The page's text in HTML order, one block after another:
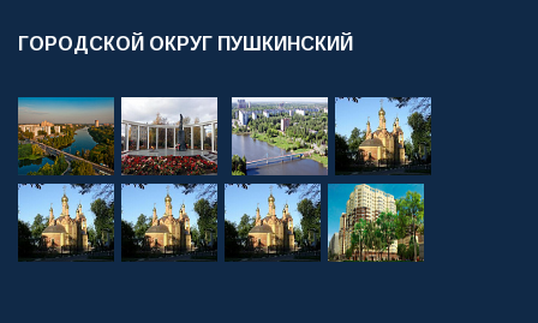
ГОРОДСКОЙ ОКРУГ ПУШКИНСКИЙ